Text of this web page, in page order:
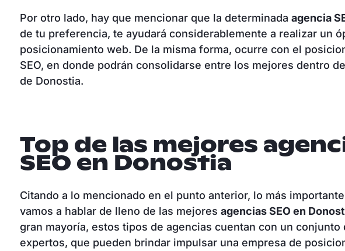
Por otro lado, hay que mencionar que la determinadaagencia
de tu preferencia, te ayudará considerablemente a realizar un
posicionamiento web. De la misma forma, ocurre con el
SEO, en donde podrán consolidarse entre los mejores dentro
de Donostia.
Top de las mejores
SEO en Donostia
Citando a lo mencionado en el punto anterior, lo más
vamos a hablar de lleno de las mejoresagencias SEO en
gran mayoría, estos tipos de agencias cuentan con un conjunto
expertos, que pueden brindar impulsar una empresa de